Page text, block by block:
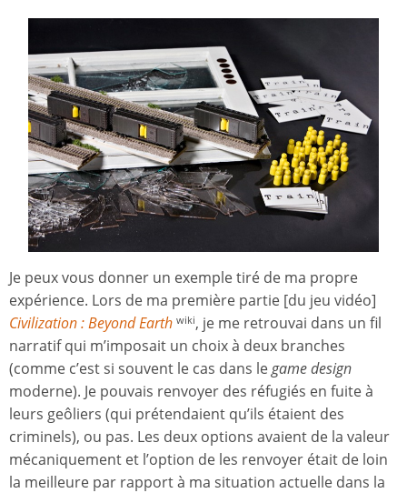
Je peux vous donner un exemple tiré de ma propre
expérience. Lors de ma première partie [du jeu vidéo]
Civilization : Beyond Earth wiki, je me retrouvai dans un fil
narratif qui m’imposait un choix à deux branches
(comme c’est si souvent le cas dans legame design
moderne). Je pouvais renvoyer des réfugiés en fuite à
leurs geôliers (qui prétendaient qu’ils étaient des
criminels), ou pas. Les deux options avaient de la valeur
mécaniquement et l’option de les renvoyer était de loin
la meilleure par rapport à ma situation actuelle dans la